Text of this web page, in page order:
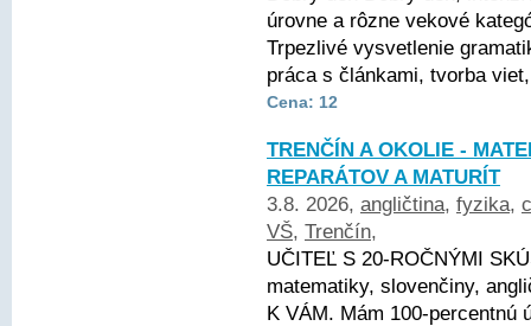
úrovne a rôzne vekové
Trpezlivé vysvetlenie
práca s článkami, tvorba
Cena: 12
TRENČÍN A OKOLIE -
REPARÁTOV A MATURÍT
3.8. 2026, angličtina, fyzika,
VŠ, Trenčín,
UČITEĽ S 20-ROČNÝMI
matematiky, slovenčiny,
K VÁM. Mám 100-percentnú